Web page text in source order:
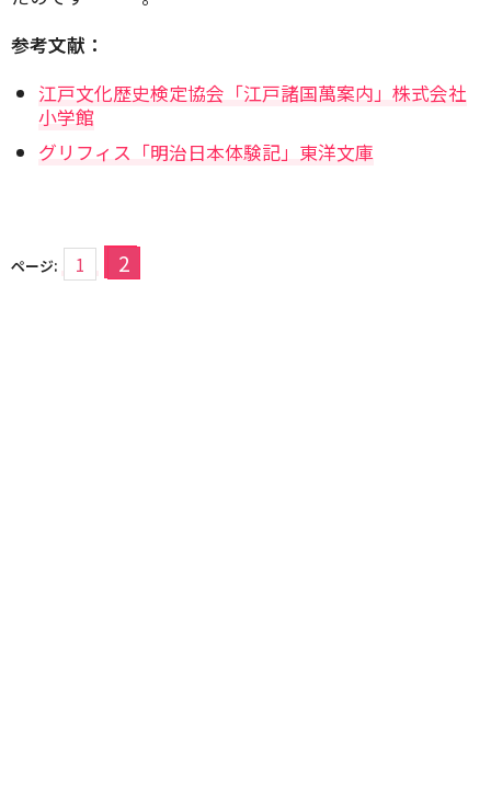
参考文献：
江戸文化歴史検定協会「江戸諸国萬案内」株式会社
小学館
グリフィス「明治日本体験記」東洋文庫
ページ: 1 2